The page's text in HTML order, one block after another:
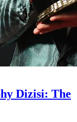
Dizisi: The